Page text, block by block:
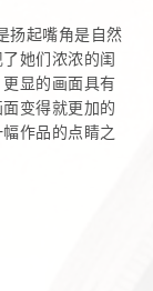
起嘴角是自然
她们浓浓的闺
显的画面具有
变得就更加的
作品的点睛之